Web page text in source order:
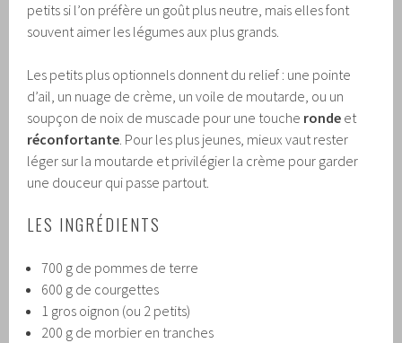
petits si l’on préfère un goût plus neutre, mais elles font
souvent aimer les légumes aux plus grands.
Les petits plus optionnels donnent du relief : une pointe
d’ail, un nuage de crème, un voile de moutarde, ou un
soupçon de noix de muscade pour une touche ronde et
réconfortante . Pour les plus jeunes, mieux vaut rester
léger sur la moutarde et privilégier la crème pour garder
une douceur qui passe partout.
LES INGRÉDIENTS
700 g de pommes de terre
600 g de courgettes
1 gros oignon (ou 2 petits)
200 g de morbier en tranches